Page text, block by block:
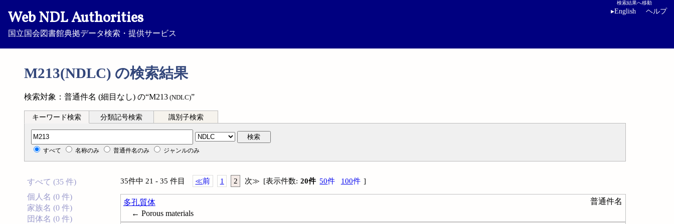
Web NDL Authorities
国立国会図書館典拠データ検索・提供サービス
検索結果へ移動
▸English ヘルプ
M213(NDLC) の検索結果
検索対象：普通件名 (細目なし) の“M213 (NDLC)”
キーワード検索 分類記号検索 識別子検索
分類記号検索 検索
すべて 名称のみ 普通件名のみ ジャンルのみ
すべて (35 件)
個人名 (0 件)
家族名 (0 件)
団体名 (0 件)
35件中 21 - 35 件目 ≪前 1 2 次≫ [表示件数: 20件 50件 100件 ]
多孔質体
普通件名
← Porous materials